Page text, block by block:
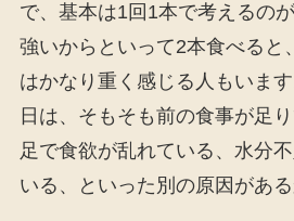
で、基本は1回1本で考えるの
強いからといって2本食べると
はかなり重く感じる人もいま
日は、そもそも前の食事が足
足で食欲が乱れている、水分
いる、といった別の原因がある